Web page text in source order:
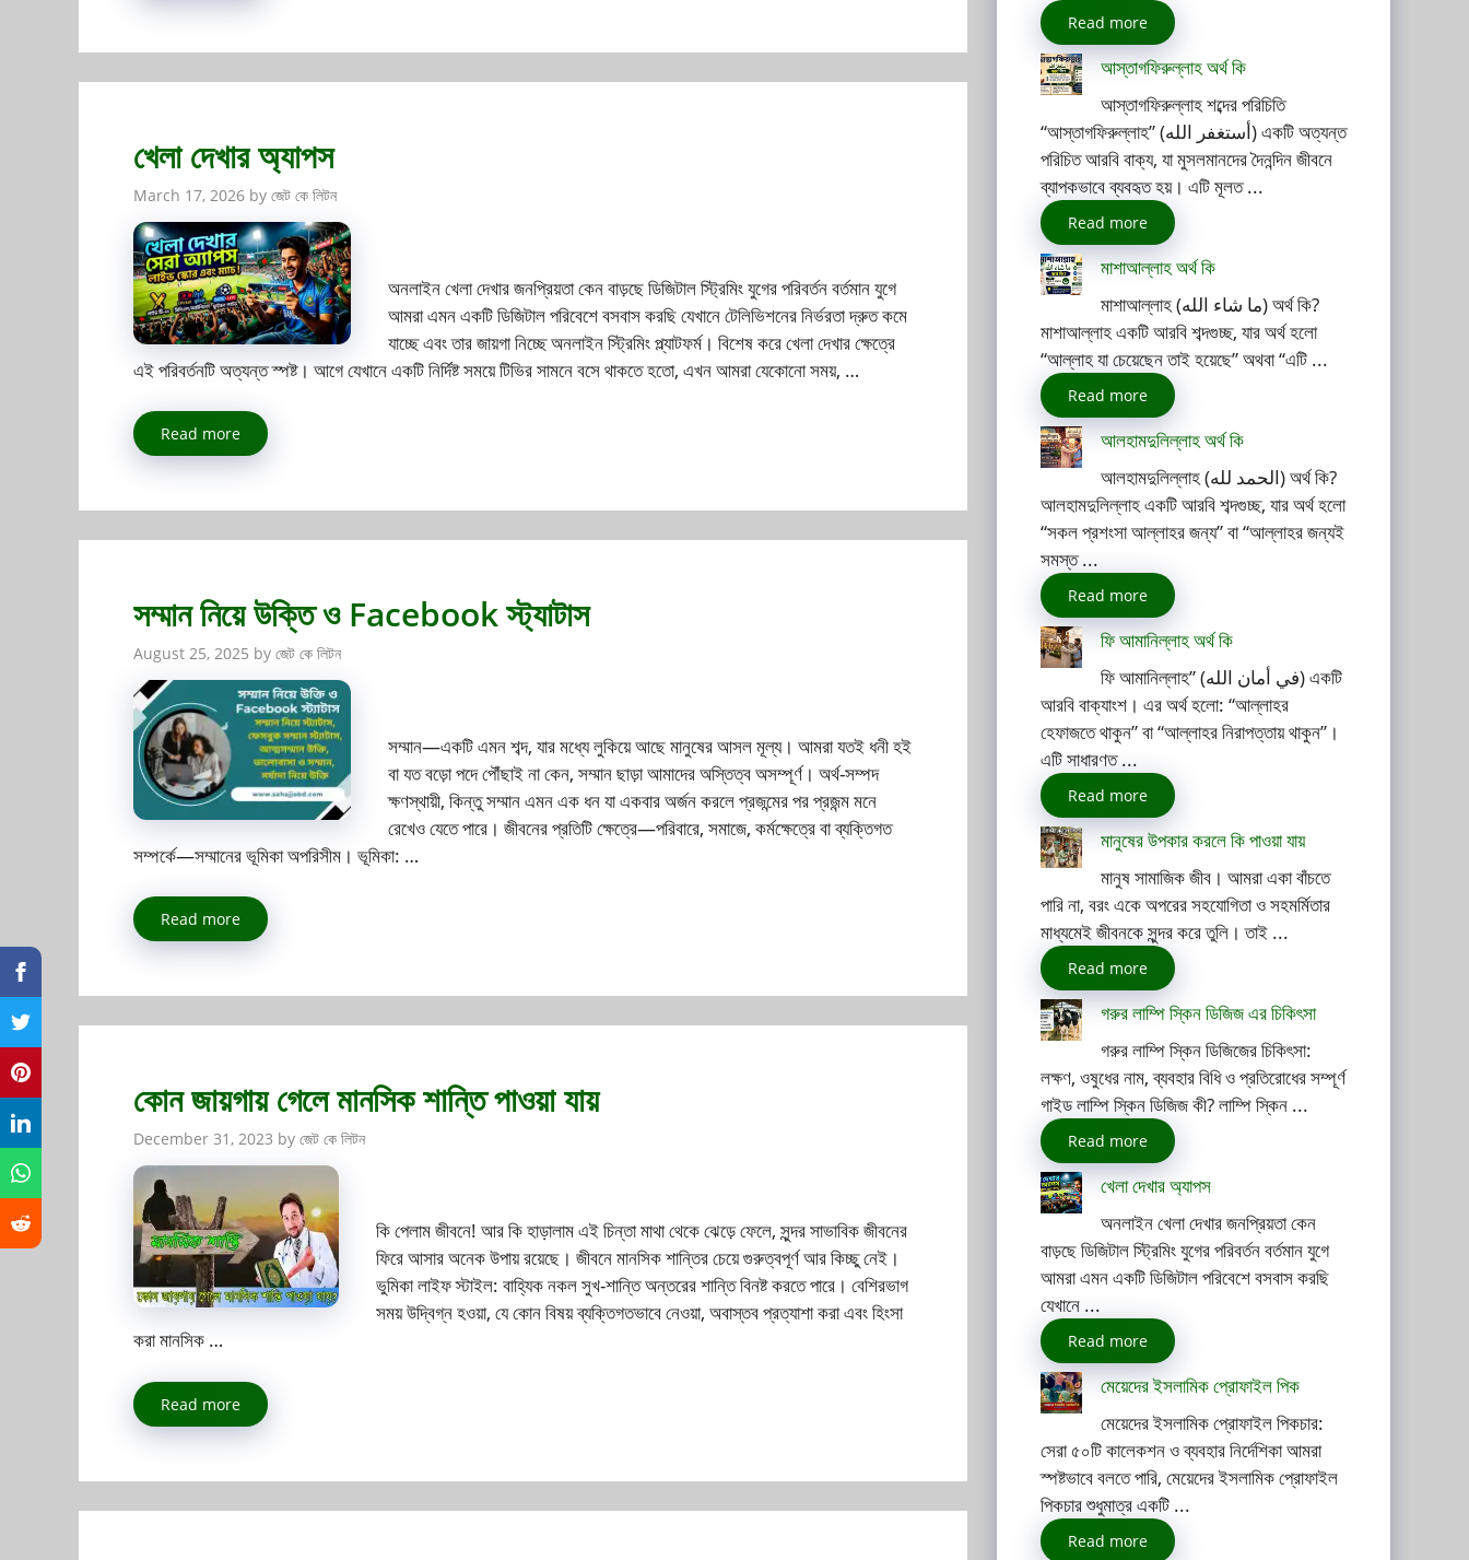
খেলা দেখার অ্যাপস
March 17, 2026 by জেট কে লিটন
অনলাইন খেলা দেখার জনপ্রিয়তা কেন বাড়ছে ডিজিটাল স্ট্রিমিং যুগের পরিবর্তন বর্তমান যুগে
আমরা এমন একটি ডিজিটাল পরিবেশে বসবাস করছি যেখানে টেলিভিশনের নির্ভরতা দ্রুত কমে
যাচ্ছে এবং তার জায়গা নিচ্ছে অনলাইন স্ট্রিমিং প্ল্যাটফর্ম। বিশেষ করে খেলা দেখার ক্ষেত্রে
এই পরিবর্তনটি অত্যন্ত স্পষ্ট। আগে যেখানে একটি নির্দিষ্ট সময়ে টিভির সামনে বসে থাকতে হতো, এখন আমরা যেকোনো সময়, …
Read more
সম্মান নিয়ে উক্তি ও Facebook স্ট্যাটাস
August 25, 2025 by জেট কে লিটন
সম্মান—একটি এমন শব্দ, যার মধ্যে লুকিয়ে আছে মানুষের আসল মূল্য। আমরা যতই ধনী হই
বা যত বড়ো পদে পৌঁছাই না কেন, সম্মান ছাড়া আমাদের অস্তিত্ব অসম্পূর্ণ। অর্থ-সম্পদ
ক্ষণস্থায়ী, কিন্তু সম্মান এমন এক ধন যা একবার অর্জন করলে প্রজন্মের পর প্রজন্ম মনে
রেখেও যেতে পারে। জীবনের প্রতিটি ক্ষেত্রে—পরিবারে, সমাজে, কর্মক্ষেত্রে বা ব্যক্তিগত
সম্পর্কে—সম্মানের ভূমিকা অপরিসীম। ভূমিকা: …
Read more
কোন জায়গায় গেলে মানসিক শান্তি পাওয়া যায়
December 31, 2023 by জেট কে লিটন
কি পেলাম জীবনে! আর কি হাড়ালাম এই চিন্তা মাথা থেকে ঝেড়ে ফেলে, সুন্দর সাভাবিক জীবনের
ফিরে আসার অনেক উপায় রয়েছে। জীবনে মানসিক শান্তির চেয়ে গুরুত্বপূর্ণ আর কিচ্ছু নেই।
ভুমিকা লাইফ স্টাইল: বাহ্যিক নকল সুখ-শান্তি অন্তরের শান্তি বিনষ্ট করতে পারে। বেশিরভাগ
সময় উদ্বিগ্ন হওয়া, যে কোন বিষয় ব্যক্তিগতভাবে নেওয়া, অবাস্তব প্রত্যাশা করা এবং হিংসা
করা মানসিক …
Read more
Read more
আস্তাগফিরুল্লাহ অর্থ কি
আস্তাগফিরুল্লাহ শব্দের পরিচিতি
“আস্তাগফিরুল্লাহ” (أستغفر الله) একটি অত্যন্ত
পরিচিত আরবি বাক্য, যা মুসলমানদের দৈনন্দিন জীবনে
ব্যাপকভাবে ব্যবহৃত হয়। এটি মূলত ...
Read more
মাশাআল্লাহ অর্থ কি
মাশাআল্লাহ (ما شاء الله) অর্থ কি?
মাশাআল্লাহ একটি আরবি শব্দগুচ্ছ, যার অর্থ হলো
“আল্লাহ যা চেয়েছেন তাই হয়েছে” অথবা “এটি ...
Read more
আলহামদুলিল্লাহ অর্থ কি
আলহামদুলিল্লাহ (الحمد لله) অর্থ কি?
আলহামদুলিল্লাহ একটি আরবি শব্দগুচ্ছ, যার অর্থ হলো
“সকল প্রশংসা আল্লাহর জন্য” বা “আল্লাহর জন্যই
সমস্ত ...
Read more
ফি আমানিল্লাহ অর্থ কি
ফি আমানিল্লাহ” (في أمان الله) একটি
আরবি বাক্যাংশ। এর অর্থ হলো: “আল্লাহর
হেফাজতে থাকুন” বা “আল্লাহর নিরাপত্তায় থাকুন”।
এটি সাধারণত ...
Read more
মানুষের উপকার করলে কি পাওয়া যায়
মানুষ সামাজিক জীব। আমরা একা বাঁচতে
পারি না, বরং একে অপরের সহযোগিতা ও সহমর্মিতার
মাধ্যমেই জীবনকে সুন্দর করে তুলি। তাই ...
Read more
গরুর লাম্পি স্কিন ডিজিজ এর চিকিৎসা
গরুর লাম্পি স্কিন ডিজিজের চিকিৎসা:
লক্ষণ, ওষুধের নাম, ব্যবহার বিধি ও প্রতিরোধের সম্পূর্ণ
গাইড লাম্পি স্কিন ডিজিজ কী? লাম্পি স্কিন ...
Read more
খেলা দেখার অ্যাপস
অনলাইন খেলা দেখার জনপ্রিয়তা কেন
বাড়ছে ডিজিটাল স্ট্রিমিং যুগের পরিবর্তন বর্তমান যুগে
আমরা এমন একটি ডিজিটাল পরিবেশে বসবাস করছি
যেখানে ...
Read more
মেয়েদের ইসলামিক প্রোফাইল পিক
মেয়েদের ইসলামিক প্রোফাইল পিকচার:
সেরা ৫০টি কালেকশন ও ব্যবহার নির্দেশিকা আমরা
স্পষ্টভাবে বলতে পারি, মেয়েদের ইসলামিক প্রোফাইল
পিকচার শুধুমাত্র একটি ...
Read more